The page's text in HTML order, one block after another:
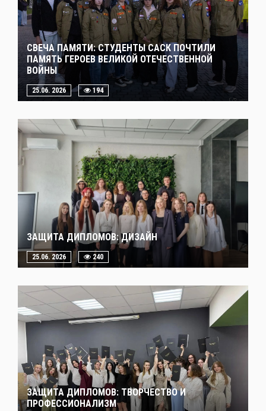
СВЕЧА ПАМЯТИ: СТУДЕНТЫ САСК ПОЧТИЛИ
ПАМЯТЬ ГЕРОЕВ ВЕЛИКОЙ ОТЕЧЕСТВЕННОЙ
ВОЙНЫ
25.06. 2026 194
ЗАЩИТА ДИПЛОМОВ: ДИЗАЙН
25.06. 2026 240
ЗАЩИТА ДИПЛОМОВ: ТВОРЧЕСТВО И
ПРОФЕССИОНАЛИЗМ